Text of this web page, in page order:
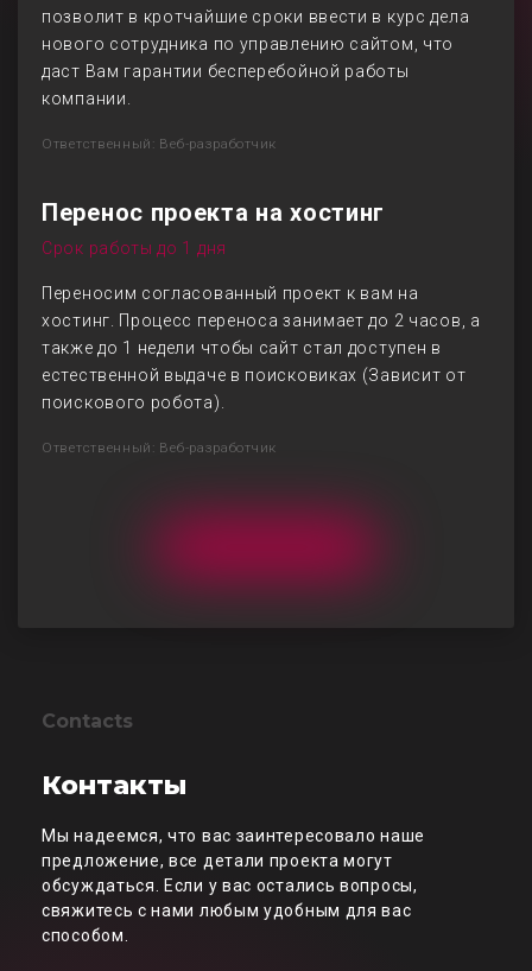
позволит в кротчайшие сроки ввести в курс дела
нового сотрудника по управлению сайтом, что
даст Вам гарантии бесперебойной работы
компании.
Ответственный: Веб-разработчик
Перенос проекта на хостинг
Срок работы до 1 дня
Переносим согласованный проект к вам на
хостинг. Процесс переноса занимает до 2 часов, а
также до 1 недели чтобы сайт стал доступен в
естественной выдаче в поисковиках (Зависит от
поискового робота).
Ответственный: Веб-разработчик
Contacts
Контакты
Мы надеемся, что вас заинтересовало наше
предложение, все детали проекта могут
обсуждаться. Если у вас остались вопросы,
свяжитесь с нами любым удобным для вас
способом.